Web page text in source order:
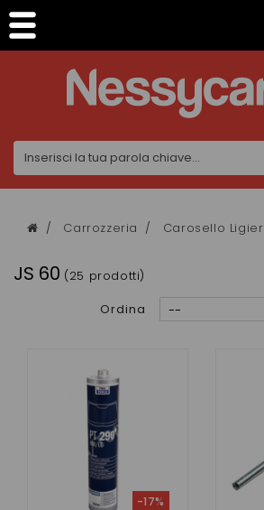
Carrozzeria Carosello Ligier
JS 60 (25 prodotti)
Ordina
-17%
Pannello di gestione dei cookies